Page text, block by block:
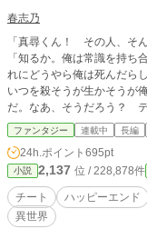
春志乃
「真尋くん！ その人、そ
「知るか。俺は常識を持ち
れにどうやら俺は死んだら
いつを殺そうが生かそうが
だ。なあ、そうだろう？
せんでしたあぁあああああああ！」 これは、馬鹿だけど憎み切
ーンクトゥスの為に剣と魔
過ぎる男子高校生・水無月
と言いながら好き勝手に生
けます。話はゆっくり進んでいきます。 ※教会、神父
在するものとは一切関係あ
誤字脱字報告は不要です。
ファンタジー 連載中 長編
24h.ポイント 695pt
小説 2,137 位 / 228,878件
チート ハッピーエンド
異世界